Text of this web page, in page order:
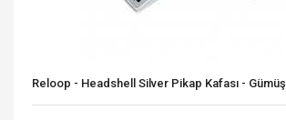
Reloop - Headshell Silver Pikap Kafası - Gümüş